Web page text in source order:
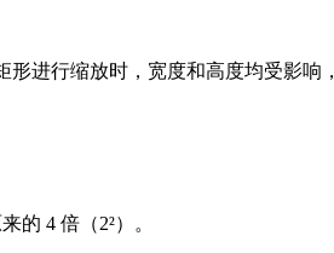
进行缩放时，宽度和高度均受影响
的 4 倍（2²）。